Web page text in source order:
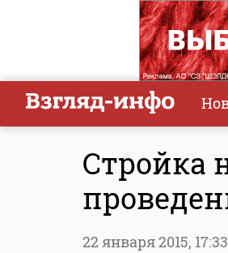
Стройка
22 января 2015, 17:33